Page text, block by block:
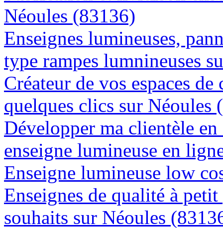
Néoules (83136)
Enseignes lumineuses,
type rampes lumnineuses
Créateur de vos espaces
quelques clics sur Néoules
Développer ma clientèle
enseigne lumineuse en
Enseigne lumineuse low
Enseignes de qualité à
souhaits sur Néoules